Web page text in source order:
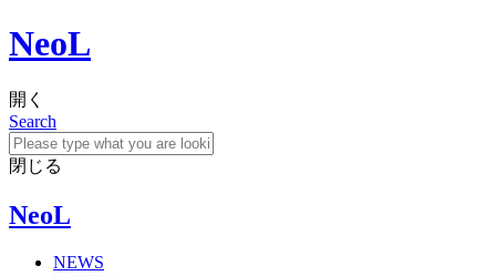
NeoL
開く
Search
閉じる
NeoL
NEWS